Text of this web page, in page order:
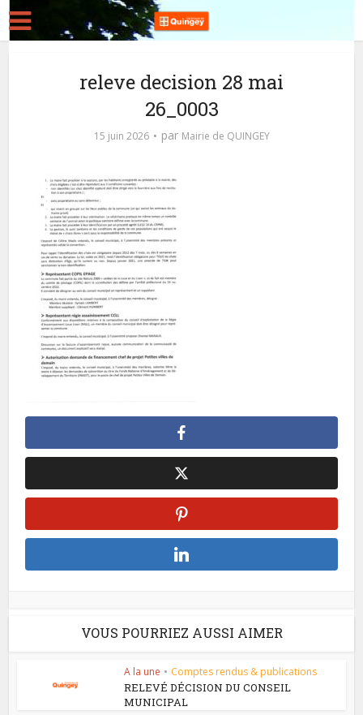
releve decision 28 mai
26_0003
15 juin 2026 par Mairie de QUINGEY
VOUS POURRIEZ AUSSI AIMER
A la une • Comptes rendus & publications
RELEVÉ DÉCISION DU CONSEIL
MUNICIPAL